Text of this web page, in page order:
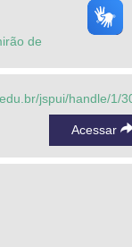
de
jspui/handle/1/
Acessar